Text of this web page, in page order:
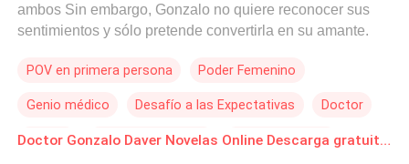
ambos Sin embargo, Gonzalo no quiere reconocer sus
sentimientos y sólo pretende convertirla en su amante.
el sexo. Abigail se esfuerza y consigue ser médica,
profiere. La maldad y el egoísmo de terceros, intentarán
separarlos, como en el pasado separaron al doctor Felipe
POV en primera persona Poder Femenino
Genio médico Desafío a las Expectativas Doctor
Perdón Diferencia de Edad Contemporánea Doctor Gonzalo Daver Novelas Online Descarga gratuita de PDF